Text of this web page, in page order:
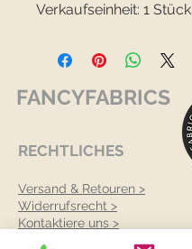
Verkaufseinheit: 1 Stück
FANCYFABRICS
RECHTLICHES
Versand & Retouren >
Widerrufsrecht >
Kontaktiere uns >
Über uns >